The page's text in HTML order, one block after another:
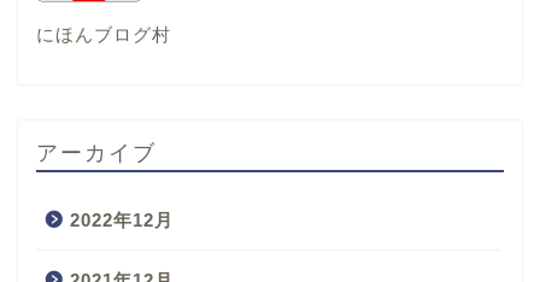
にほんブログ村
アーカイブ
2022年12月